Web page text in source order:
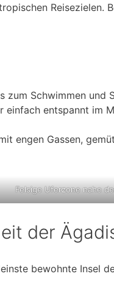
Reisezielen.
Schwimmen
entspannt im
engen Gassen,
Felsige Uferzone nahe
der
bewohnte Insel